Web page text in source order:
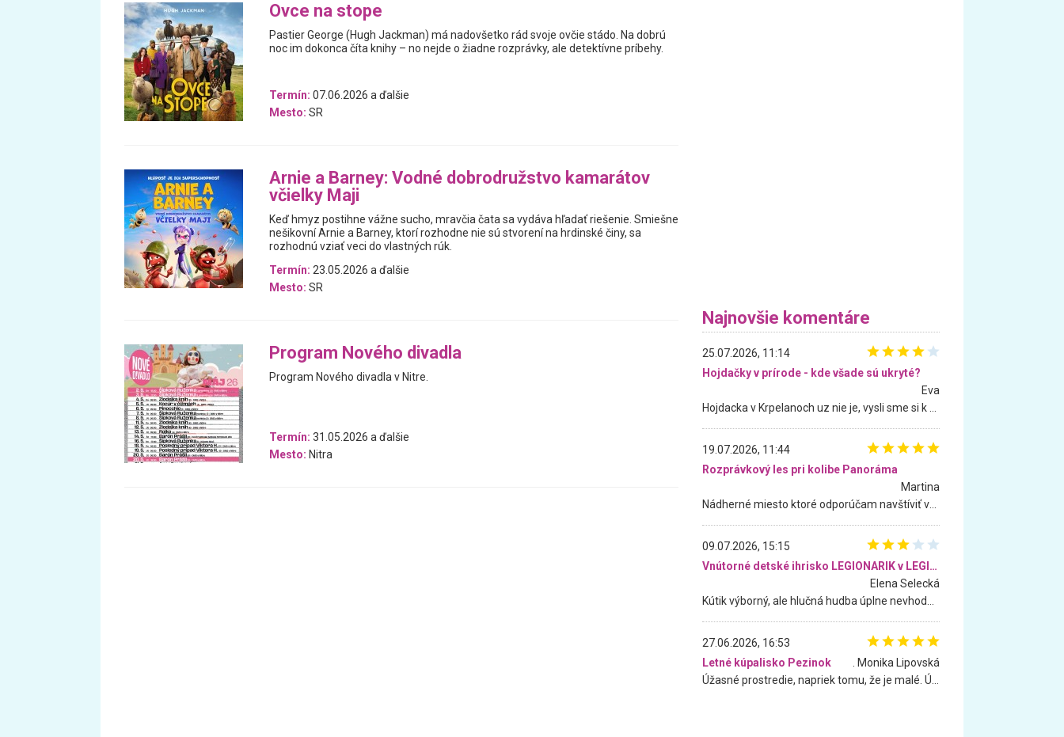
Ovce na stope
Pastier George (Hugh Jackman) má nadovšetko rád svoje ovčie stádo. Na dobrú
noc im dokonca číta knihy – no nejde o žiadne rozprávky, ale detektívne príbehy.
Termín: 07.06.2026 a ďalšie
Mesto: SR
Arnie a Barney: Vodné dobrodružstvo kamarátov
včielky Maji
Keď hmyz postihne vážne sucho, mravčia čata sa vydáva hľadať riešenie. Smiešne
nešikovní Arnie a Barney, ktorí rozhodne nie sú stvorení na hrdinské činy, sa
rozhodnú vziať veci do vlastných rúk.
Termín: 23.05.2026 a ďalšie
Mesto: SR
Program Nového divadla
Program Nového divadla v Nitre.
Termín: 31.05.2026 a ďalšie
Mesto: Nitra
Najnovšie komentáre
25.07.2026, 11:14
Hojdačky v prírode - kde všade sú ukryté?
Eva
19.07.2026, 11:44
Rozprávkový les pri kolibe Panoráma
Martina
09.07.2026, 15:15
Vnútorné detské ihrisko LEGIONARIK v LEGIA Fitness
Elena Selecká
27.06.2026, 16:53
Letné kúpalisko Pezinok
. Monika Lipovská